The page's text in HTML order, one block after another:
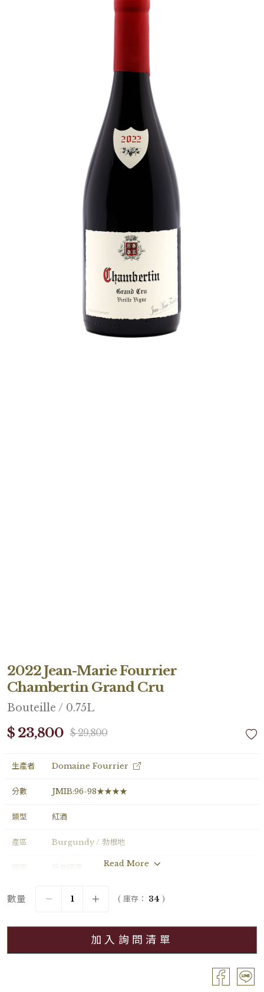
2022 Jean-Marie Fourrier
Chambertin Grand Cru
Bouteille / 0.75L
$ 23,800 $ 29,800
生產者 Domaine Fourrier
分數 JMIB:96-98★★★★
類型 紅酒
產區 Burgundy / 勃根地
國家 所有國家
年份
Grand Cru / 特級園
Read More
數量 ( 庫存： 34 )
加入詢問清單